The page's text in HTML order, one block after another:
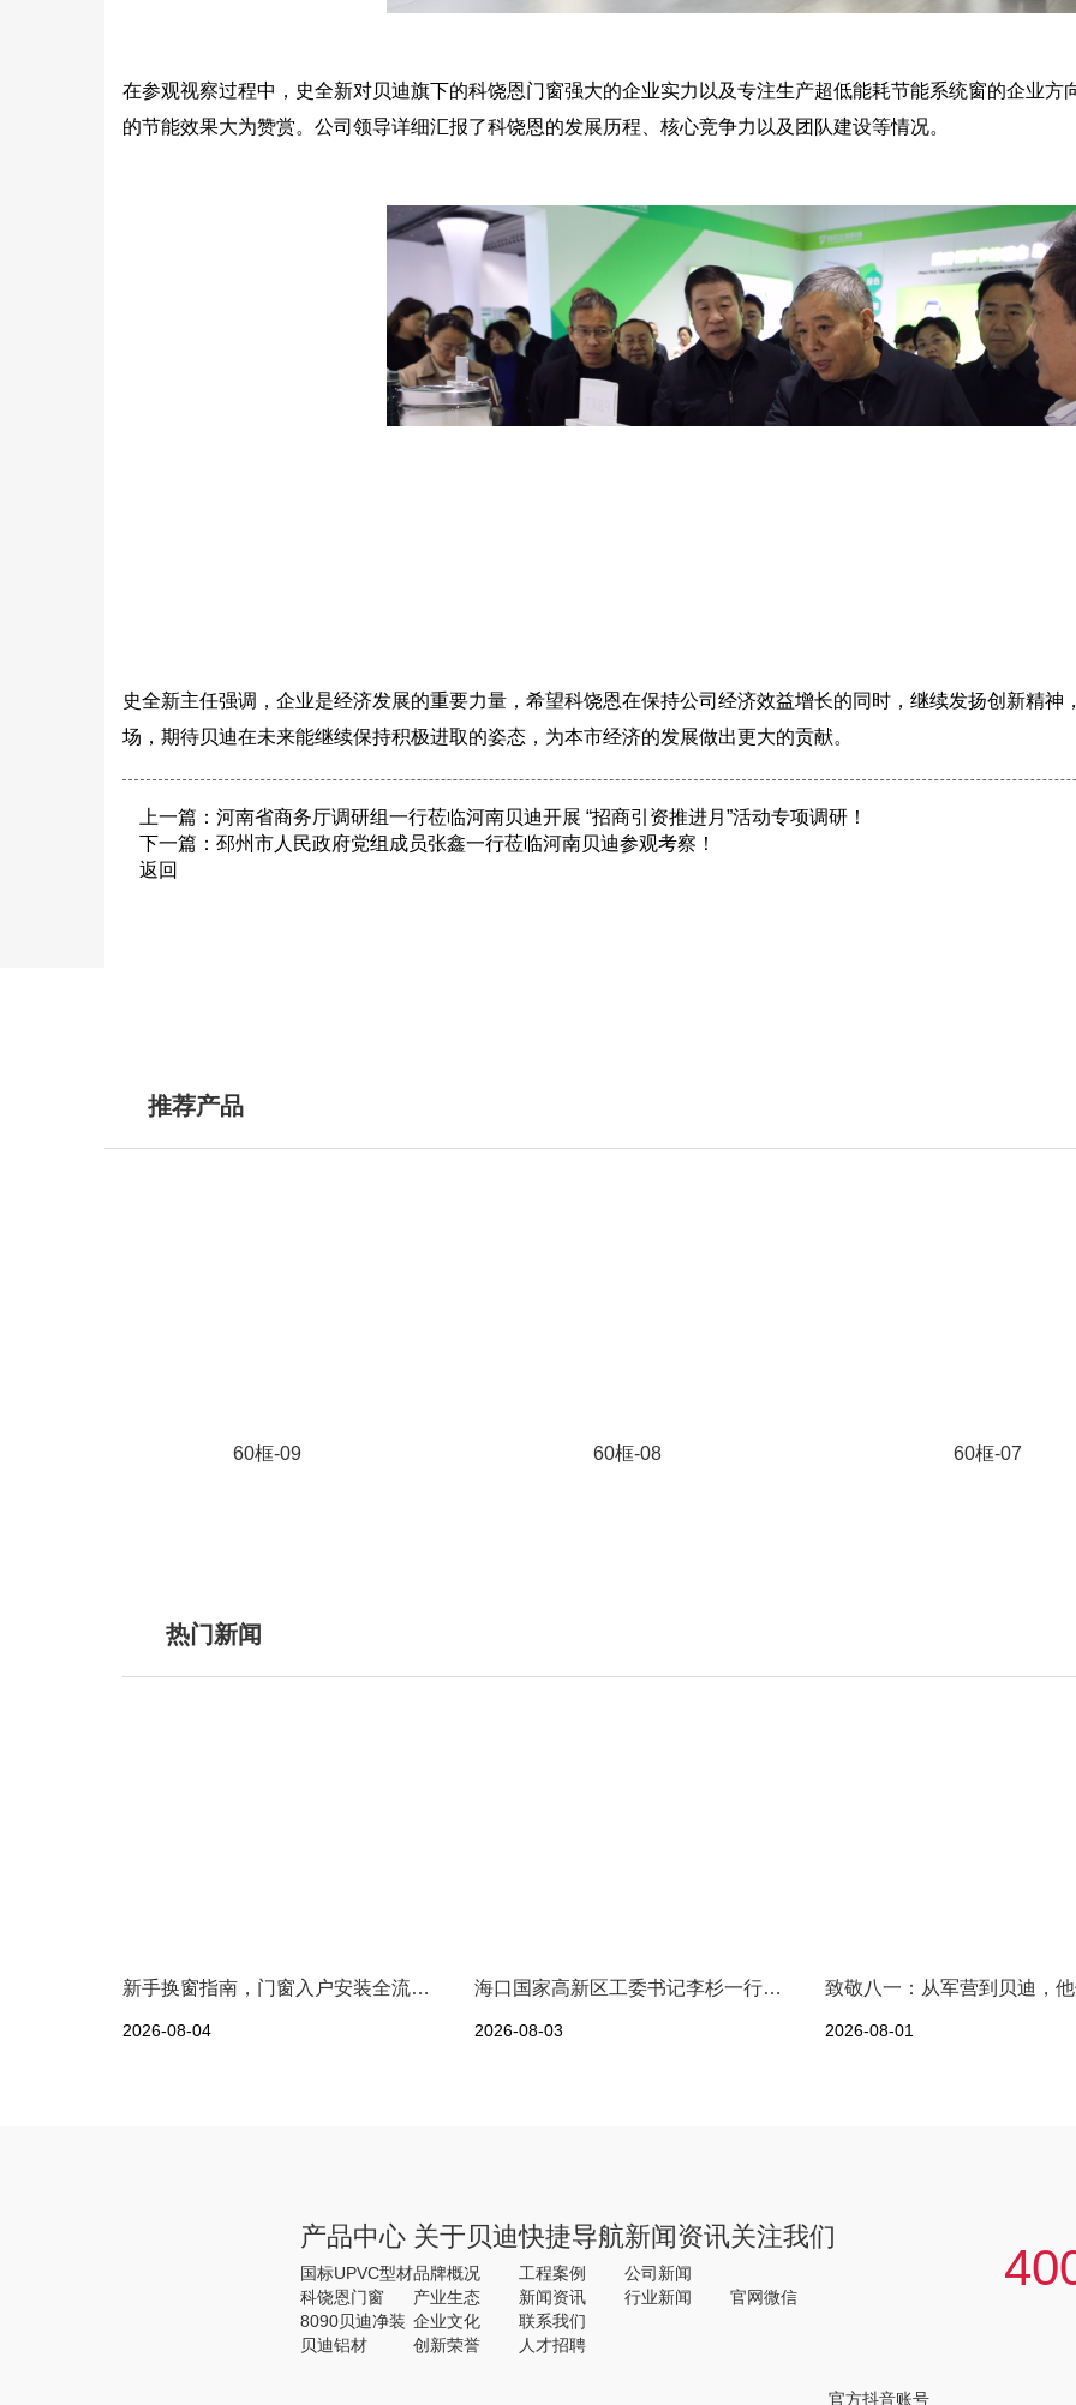
在参观视察过程中，史全新对贝迪旗下的科饶恩门窗强大的企业实力以及专注生产超低能耗节能系统窗的企业
的节能效果大为赞赏。公司领导详细汇报了科饶恩的发展历程、核心竞争力以及团队建设等情况。
史全新主任强调，企业是经济发展的重要力量，希望科饶恩在保持公司经济效益增长的同时，继续发扬创新精
场，期待贝迪在未来能继续保持积极进取的姿态，为本市经济的发展做出更大的贡献。
上一篇： 河南省商务厅调研组一行莅临河南贝迪开展 “招商引资推进月”活动专项调研！
下一篇： 邳州市人民政府党组成员张鑫一行莅临河南贝迪参观考察！
返回
推荐产品
60框-09 60框-08 60框-07
热门新闻
新手换窗指南，门窗入户安装全流程一次性讲清
2026-08-04
海口国家高新区工委书记李杉一行莅临河南贝迪考察交流
2026-08-03 2026-08-01
产品中心
国标UPVC型材
科饶恩门窗
8090贝迪净装
贝迪铝材
关于贝迪
品牌概况
产业生态
企业文化
创新荣誉
快捷导航
工程案例
新闻资讯
联系我们
人才招聘
新闻资讯
公司新闻
行业新闻
关注我们
官网微信
官方抖音账号